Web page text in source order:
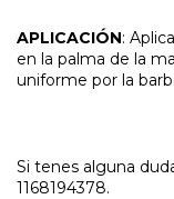
APLICACIÓN:
en la palma de la
uniforme por la
Si tenes alguna
1168194378.